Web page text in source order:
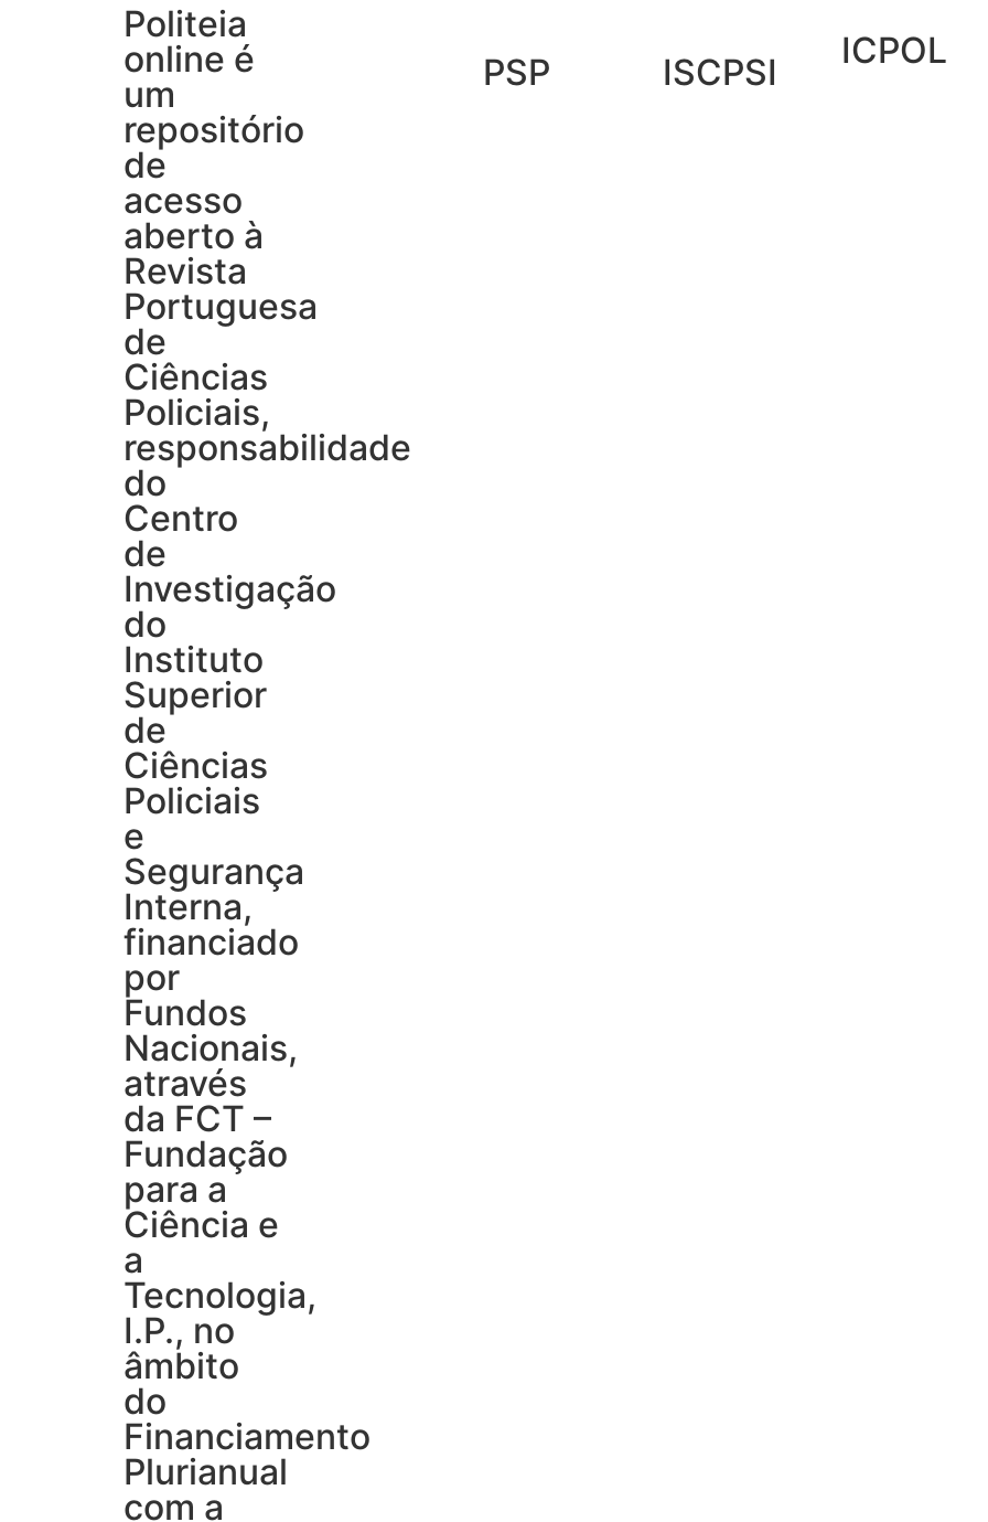
Politeia
online é
um
repositório
de
acesso
aberto à
Revista
Portuguesa
de
Ciências
Policiais,
responsabilidade
do
Centro
de
Investigação
do
Instituto
Superior
de
Ciências
Policiais
e
Segurança
Interna,
financiado
por
Fundos
Nacionais,
através
da FCT –
Fundação
para a
Ciência e
a
Tecnologia,
I.P., no
âmbito
do
Financiamento
Plurianual
com a
PSP ISCPSI
ICPOL